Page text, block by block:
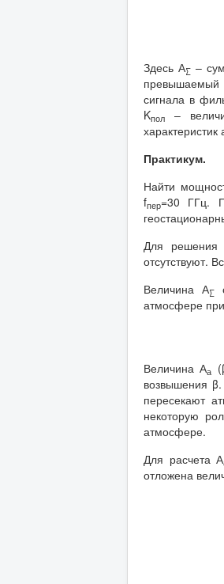
Здесь А∑–
превышаемый
сигнала в
Kпол
–
Практикум.
Найти
fпер=30 ГГц.
Для решения
отсутствуют.
Величина А∑
атмосфере при
Величина Аа
возвышения
пересекают
некоторую
атмосфере.
Для расчета А
отложена